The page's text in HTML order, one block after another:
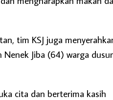
tim KSJ juga
Jiba (64) warga
cita dan berterima kasih